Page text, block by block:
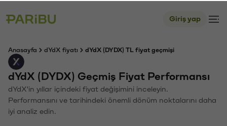
Giriş yap
Anasayfa dYdX fiyatı dYdX (DYDX) TL fiyat geçmişi
dYdX (DYDX) Geçmiş Fiyat Performansı
dYdX'in yıllar içindeki fiyat değişimini inceleyin.
Performansını ve tarihindeki önemli dönüm noktalarını daha
iyi analiz edin.